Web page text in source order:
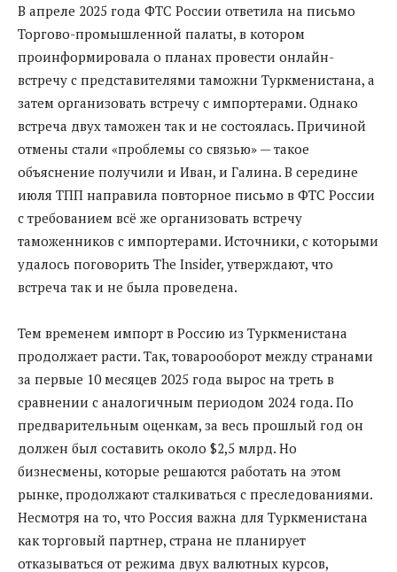
В апреле 2025 года ФТС России ответила на письмо
Торгово-промышленной палаты, в котором
проинформировала о планах провести онлайн-
встречу с представителями таможни Туркменистана, а
затем организовать встречу с импортерами. Однако
встреча двух таможен так и не состоялась. Причиной
отмены стали «проблемы со связью» — такое
объяснение получили и Иван, и Галина. В середине
июля ТПП направила повторное письмо в ФТС России
с требованием всё же организовать встречу
таможенников с импортерами. Источники, с которыми
удалось поговорить The Insider, утверждают, что
встреча так и не была проведена.
Тем временем импорт в Россию из Туркменистана
продолжает расти. Так, товарооборот между странами
за первые 10 месяцев 2025 года вырос на треть в
сравнении с аналогичным периодом 2024 года. По
предварительным оценкам, за весь прошлый год он
должен был составить около $2,5 млрд. Но
бизнесмены, которые решаются работать на этом
рынке, продолжают сталкиваться с преследованиями.
Несмотря на то, что Россия важна для Туркменистана
как торговый партнер, страна не планирует
отказываться от режима двух валютных курсов,